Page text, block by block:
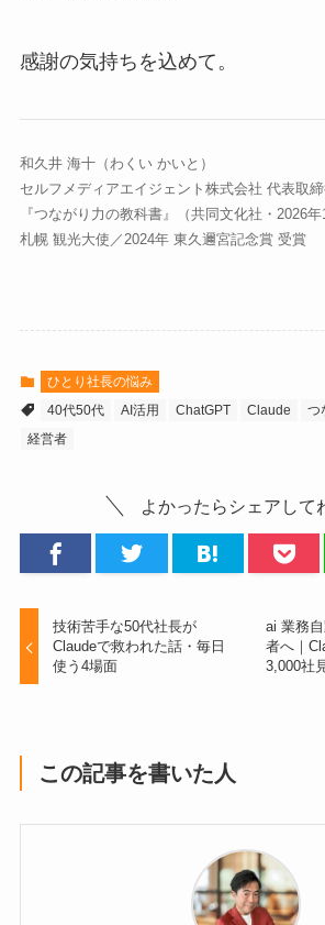
感謝の気持ちを込めて。
和久井 海十（わくい かいと）
セルフメディアエイジェント株式会社 代表取
『つながり力の教科書』（共同文化社・2026
札幌 観光大使／2024年 東久邇宮記念賞 受賞
ひとり社長の悩み
40代50代
AI活用 ChatGPT Claude つ
経営者
よかったらシェアして
技術苦手な50代社長が
Claudeで救われた話・毎日
使う4場面
ai 業務
者へ｜
3,000社
この記事を書いた人